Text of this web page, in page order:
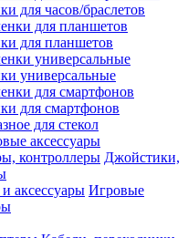
для часов/браслетов
для планшетов
универсальные
для смартфонов
для стекол
аксессуары
Джойстики,
Игровые